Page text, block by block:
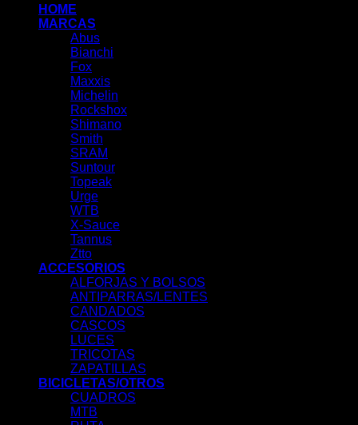
HOME
MARCAS
Abus
Bianchi
Fox
Maxxis
Michelin
Rockshox
Shimano
Smith
SRAM
Suntour
Topeak
Urge
WTB
X-Sauce
Tannus
Ztto
ACCESORIOS
ALFORJAS Y BOLSOS
ANTIPARRAS/LENTES
CANDADOS
CASCOS
LUCES
TRICOTAS
ZAPATILLAS
BICICLETAS/OTROS
CUADROS
MTB